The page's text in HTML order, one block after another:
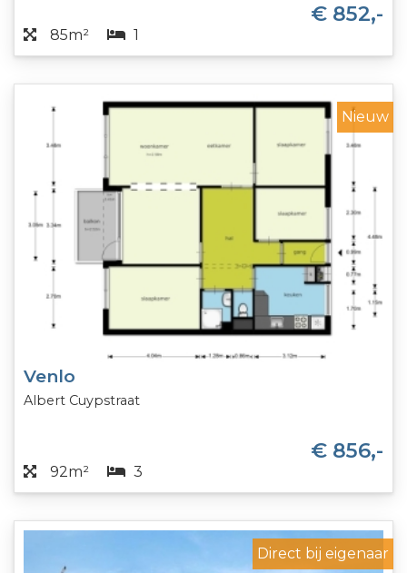
€ 852,-
85m² 1
Nieuw
Venlo
Albert Cuypstraat
€ 856,-
92m² 3
Direct bij eigenaar